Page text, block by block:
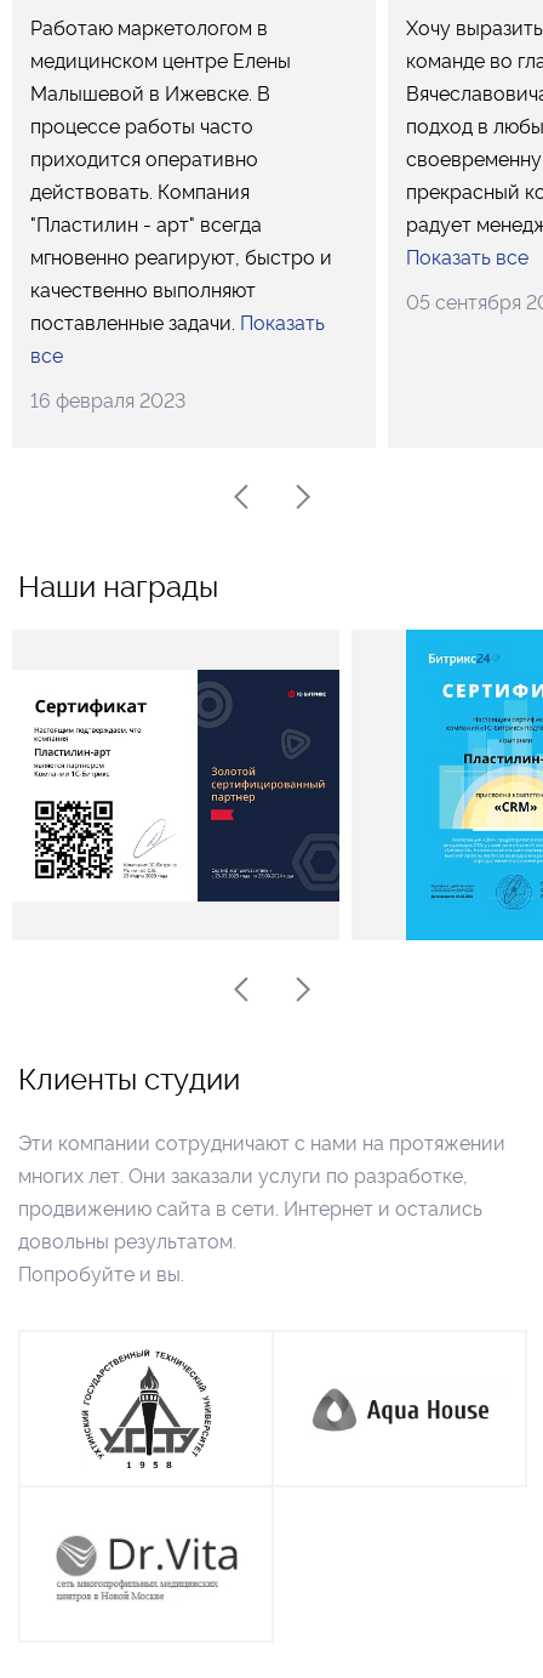
Работаю маркетологом в
медицинском центре Елены
Малышевой в Ижевске. В
процессе работы часто
приходится оперативно
действовать. Компания
"Пластилин - арт" всегда
мгновенно реагируют, быстро и
качественно выполняют
поставленные задачи. Показать
все
16 февраля 2023
Хочу
команде во
подход в
прекрасный
радует
Показать все
05 сентября
Наши награды
Клиенты студии
Эти компании сотрудничают с нами на протяжении
многих лет. Они заказали услуги по разработке,
продвижению сайта в сети. Интернет и остались
довольны результатом.
Попробуйте и вы.